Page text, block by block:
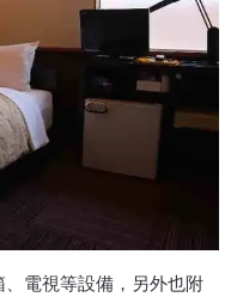
電視等設備，另外也附